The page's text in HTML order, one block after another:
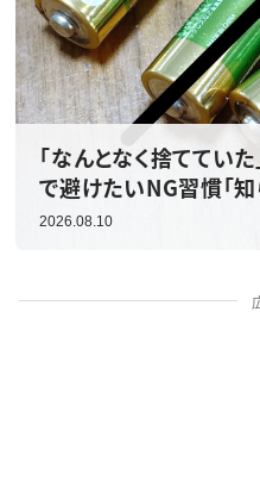
「なんとなく捨ててい
で避けたいNG習慣「
2026.08.10